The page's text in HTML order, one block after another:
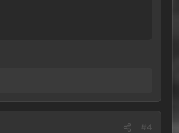
#4